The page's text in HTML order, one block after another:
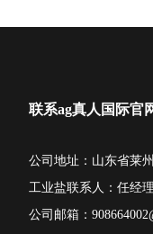
联系ag真人国际官
公司地址：山东省莱
工业盐联系人：任经
公司邮箱：